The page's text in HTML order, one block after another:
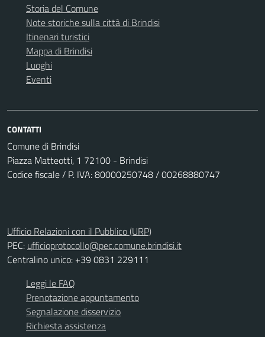
Storia del Comune
Note storiche sulla città di Brindisi
Itinenari turistici
Mappa di Brindisi
Luoghi
Eventi
CONTATTI
Comune di Brindisi
Piazza Matteotti, 1 72100 - Brindisi
Codice fiscale / P. IVA: 80000250748 / 00268880747
Ufficio Relazioni con il Pubblico (URP)
PEC: ufficioprotocollo@pec.comune.brindisi.it
Centralino unico: +39 0831 229111
Leggi le FAQ
Prenotazione appuntamento
Segnalazione disservizio
Richiesta assistenza